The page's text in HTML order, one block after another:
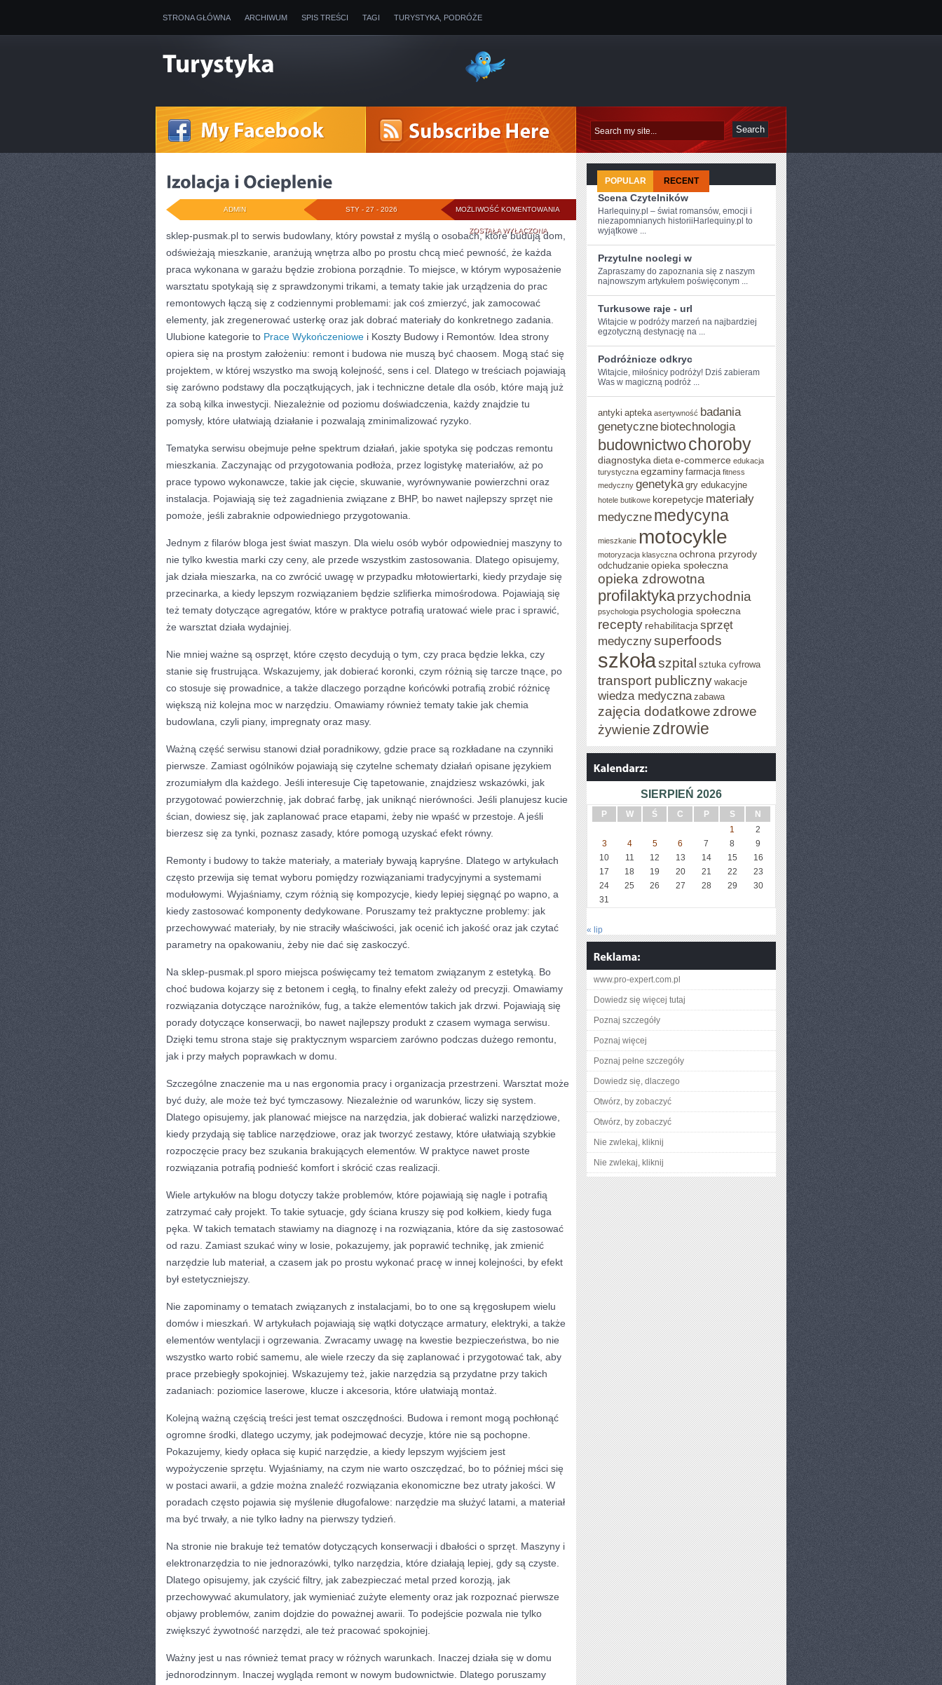
STRONA GŁÓWNA ARCHIWUM SPIS TREŚCI TAGI TURYSTYKA, PODRÓŻE
MOŻLIWOŚĆ KOMENTOWANIA IZOLACJA
OCIEPLENIE
ZOSTAŁA WYŁĄCZONA
STY - 27 - 2026
ADMIN
sklep-pusmak.pl to serwis budowlany, który powstał z myślą o osobach, które budują dom,
odświeżają mieszkanie, aranżują wnętrza albo po prostu chcą mieć pewność, że każda
praca wykonana w garażu będzie zrobiona porządnie. To miejsce, w którym wyposażenie
warsztatu spotykają się z sprawdzonymi trikami, a tematy takie jak urządzenia do prac
remontowych łączą się z codziennymi problemami: jak coś zmierzyć, jak zamocować
elementy, jak zregenerować usterkę oraz jak dobrać materiały do konkretnego zadania.
Ulubione kategorie to Prace Wykończeniowe i Koszty Budowy i Remontów. Idea strony
opiera się na prostym założeniu: remont i budowa nie muszą być chaosem. Mogą stać się
projektem, w której wszystko ma swoją kolejność, sens i cel. Dlatego w treściach pojawiają
się zarówno podstawy dla początkujących, jak i techniczne detale dla osób, które mają już
za sobą kilka inwestycji. Niezależnie od poziomu doświadczenia, każdy znajdzie tu
pomysły, które ułatwiają działanie i pozwalają zminimalizować ryzyko.
Tematyka serwisu obejmuje pełne spektrum działań, jakie spotyka się podczas remontu
mieszkania. Zaczynając od przygotowania podłoża, przez logistykę materiałów, aż po
prace typowo wykonawcze, takie jak cięcie, skuwanie, wyrównywanie powierzchni oraz
instalacja. Pojawiają się też zagadnienia związane z BHP, bo nawet najlepszy sprzęt nie
pomoże, jeśli zabraknie odpowiedniego przygotowania.
Jednym z filarów bloga jest świat maszyn. Dla wielu osób wybór odpowiedniej maszyny to
nie tylko kwestia marki czy ceny, ale przede wszystkim zastosowania. Dlatego opisujemy,
jak działa mieszarka, na co zwrócić uwagę w przypadku młotowiertarki, kiedy przydaje się
przecinarka, a kiedy lepszym rozwiązaniem będzie szlifierka mimośrodowa. Pojawiają się
też tematy dotyczące agregatów, które w praktyce potrafią uratować wiele prac i sprawić,
że warsztat działa wydajniej.
Nie mniej ważne są osprzęt, które często decydują o tym, czy praca będzie lekka, czy
stanie się frustrująca. Wskazujemy, jak dobierać koronki, czym różnią się tarcze tnące, po
co stosuje się prowadnice, a także dlaczego porządne końcówki potrafią zrobić różnicę
większą niż kolejna moc w narzędziu. Omawiamy również tematy takie jak chemia
budowlana, czyli piany, impregnaty oraz masy.
Ważną część serwisu stanowi dział poradnikowy, gdzie prace są rozkładane na czynniki
pierwsze. Zamiast ogólników pojawiają się czytelne schematy działań opisane językiem
zrozumiałym dla każdego. Jeśli interesuje Cię tapetowanie, znajdziesz wskazówki, jak
przygotować powierzchnię, jak dobrać farbę, jak uniknąć nierówności. Jeśli planujesz kucie
ścian, dowiesz się, jak zaplanować prace etapami, żeby nie wpaść w przestoje. A jeśli
bierzesz się za tynki, poznasz zasady, które pomogą uzyskać efekt równy.
Remonty i budowy to także materiały, a materiały bywają kapryśne. Dlatego w artykułach
często przewija się temat wyboru pomiędzy rozwiązaniami tradycyjnymi a systemami
modułowymi. Wyjaśniamy, czym różnią się kompozycje, kiedy lepiej sięgnąć po wapno, a
kiedy zastosować komponenty dedykowane. Poruszamy też praktyczne problemy: jak
przechowywać materiały, by nie straciły właściwości, jak ocenić ich jakość oraz jak czytać
parametry na opakowaniu, żeby nie dać się zaskoczyć.
Na sklep-pusmak.pl sporo miejsca poświęcamy też tematom związanym z estetyką. Bo
choć budowa kojarzy się z betonem i cegłą, to finalny efekt zależy od precyzji. Omawiamy
rozwiązania dotyczące narożników, fug, a także elementów takich jak drzwi. Pojawiają się
porady dotyczące konserwacji, bo nawet najlepszy produkt z czasem wymaga serwisu.
Dzięki temu strona staje się praktycznym wsparciem zarówno podczas dużego remontu,
jak i przy małych poprawkach w domu.
Szczególne znaczenie ma u nas ergonomia pracy i organizacja przestrzeni. Warsztat może
być duży, ale może też być tymczasowy. Niezależnie od warunków, liczy się system.
Dlatego opisujemy, jak planować miejsce na narzędzia, jak dobierać walizki narzędziowe,
kiedy przydają się tablice narzędziowe, oraz jak tworzyć zestawy, które ułatwiają szybkie
rozpoczęcie pracy bez szukania brakujących elementów. W praktyce nawet proste
rozwiązania potrafią podnieść komfort i skrócić czas realizacji.
Wiele artykułów na blogu dotyczy także problemów, które pojawiają się nagle i potrafią
zatrzymać cały projekt. To takie sytuacje, gdy ściana kruszy się pod kołkiem, kiedy fuga
pęka. W takich tematach stawiamy na diagnozę i na rozwiązania, które da się zastosować
od razu. Zamiast szukać winy w losie, pokazujemy, jak poprawić technikę, jak zmienić
narzędzie lub materiał, a czasem jak po prostu wykonać pracę w innej kolejności, by efekt
był estetyczniejszy.
Nie zapominamy o tematach związanych z instalacjami, bo to one są kręgosłupem wielu
domów i mieszkań. W artykułach pojawiają się wątki dotyczące armatury, elektryki, a także
elementów wentylacji i ogrzewania. Zwracamy uwagę na kwestie bezpieczeństwa, bo nie
wszystko warto robić samemu, ale wiele rzeczy da się zaplanować i przygotować tak, aby
prace przebiegły spokojniej. Wskazujemy też, jakie narzędzia są przydatne przy takich
zadaniach: poziomice laserowe, klucze i akcesoria, które ułatwiają montaż.
Kolejną ważną częścią treści jest temat oszczędności. Budowa i remont mogą pochłonąć
ogromne środki, dlatego uczymy, jak podejmować decyzje, które nie są pochopne.
Pokazujemy, kiedy opłaca się kupić narzędzie, a kiedy lepszym wyjściem jest
wypożyczenie sprzętu. Wyjaśniamy, na czym nie warto oszczędzać, bo to później mści się
w postaci awarii, a gdzie można znaleźć rozwiązania ekonomiczne bez utraty jakości. W
poradach często pojawia się myślenie długofalowe: narzędzie ma służyć latami, a materiał
ma być trwały, a nie tylko ładny na pierwszy tydzień.
Na stronie nie brakuje też tematów dotyczących konserwacji i dbałości o sprzęt. Maszyny i
elektronarzędzia to nie jednorazówki, tylko narzędzia, które działają lepiej, gdy są czyste.
Dlatego opisujemy, jak czyścić filtry, jak zabezpieczać metal przed korozją, jak
przechowywać akumulatory, jak wymieniać zużyte elementy oraz jak rozpoznać pierwsze
objawy problemów, zanim dojdzie do poważnej awarii. To podejście pozwala nie tylko
zwiększyć żywotność narzędzi, ale też pracować spokojniej.
Ważny jest u nas również temat pracy w różnych warunkach. Inaczej działa się w domu
jednorodzinnym. Inaczej wygląda remont w nowym budownictwie. Dlatego poruszamy
POPULAR RECENT
Scena Czytelników
Harlequiny.pl – świat romansów, emocji i
niezapomnianych historiiHarlequiny.pl to
wyjątkowe ...
Przytulne noclegi w
Zapraszamy do zapoznania się z‍ naszym
najnowszym artykułem ⁣poświęconym ...
Turkusowe raje - url
Witajcie w ‍podróży marzeń na najbardziej
egzotyczną destynację na⁣ ...
Podróżnicze odkryc
Witajcie, miłośnicy podróży! Dziś zabieram
Was w magiczną podróż ...
antyki apteka asertywność badania
genetyczne biotechnologia
budownictwochoroby
diagnostyka dieta e-commerce edukacja
turystyczna egzaminy farmacja fitness
medyczny genetyka gry edukacyjne
hotele butikowe korepetycje materiały
medyczne medycyna
mieszkanie motocykle
motoryzacja klasyczna ochrona przyrody
odchudzanie opieka społeczna
opieka zdrowotna
profilaktykaprzychodnia
psychologia psychologia społeczna
recepty rehabilitacja sprzęt
medycznysuperfoods
szkołaszpital sztuka cyfrowa
transport publiczny wakacje
wiedza medyczna zabawa
zajęcia dodatkowe zdrowe
żywienie zdrowie
SIERPIEŃ 2026
P W Ś C P S
N
1
2
3
4 5 6 7 8
9
10
11 12 13 14 15
16
17
18 19 20 21 22
23
24
25 26 27 28 29
30
31
« lip
www.pro-expert.com.pl
Dowiedz się więcej tutaj
Poznaj szczegóły
Poznaj więcej
Poznaj pełne szczegóły
Dowiedz się, dlaczego
Otwórz, by zobaczyć
Otwórz, by zobaczyć
Nie zwlekaj, kliknij
Nie zwlekaj, kliknij